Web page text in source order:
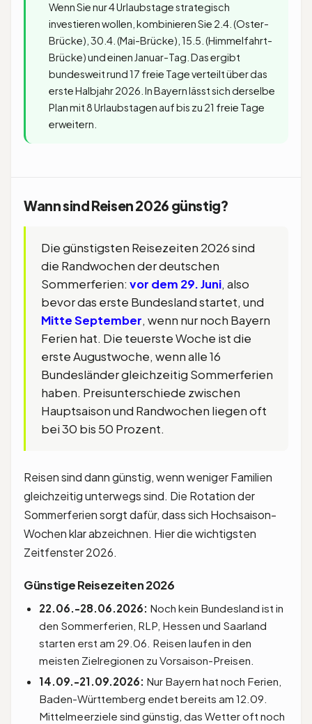
Wenn Sie nur 4 Urlaubstage strategisch
investieren wollen, kombinieren Sie 2.4. (Oster-
Brücke), 30.4. (Mai-Brücke), 15.5. (Himmelfahrt-
Brücke) und einen Januar-Tag. Das ergibt
bundesweit rund 17 freie Tage verteilt über das
erste Halbjahr 2026. In Bayern lässt sich derselbe
Plan mit 8 Urlaubstagen auf bis zu 21 freie Tage
erweitern.
Wann sind Reisen 2026 günstig?
Die günstigsten Reisezeiten 2026 sind
die Randwochen der deutschen
Sommerferien: vor dem 29. Juni, also
bevor das erste Bundesland startet, und
Mitte September, wenn nur noch Bayern
Ferien hat. Die teuerste Woche ist die
erste Augustwoche, wenn alle 16
Bundesländer gleichzeitig Sommerferien
haben. Preisunterschiede zwischen
Hauptsaison und Randwochen liegen oft
bei 30 bis 50 Prozent.
Reisen sind dann günstig, wenn weniger Familien
gleichzeitig unterwegs sind. Die Rotation der
Sommerferien sorgt dafür, dass sich Hochsaison-
Wochen klar abzeichnen. Hier die wichtigsten
Zeitfenster 2026.
Günstige Reisezeiten 2026
22.06.-28.06.2026: Noch kein Bundesland ist in
den Sommerferien, RLP, Hessen und Saarland
starten erst am 29.06. Reisen laufen in den
meisten Zielregionen zu Vorsaison-Preisen.
14.09.-21.09.2026: Nur Bayern hat noch Ferien,
Baden-Württemberg endet bereits am 12.09.
Mittelmeerziele sind günstig, das Wetter oft noch